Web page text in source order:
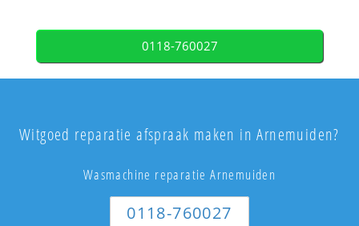
0118-760027
Witgoed reparatie afspraak maken in Arnemuiden?
Wasmachine reparatie Arnemuiden
0118-760027